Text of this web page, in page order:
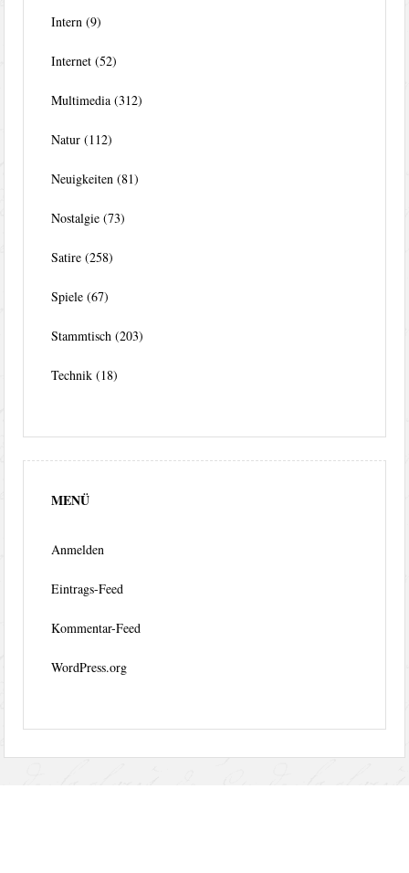
Intern (9)
Internet (52)
Multimedia (312)
Natur (112)
Neuigkeiten (81)
Nostalgie (73)
Satire (258)
Spiele (67)
Stammtisch (203)
Technik (18)
MENÜ
Anmelden
Eintrags-Feed
Kommentar-Feed
WordPress.org